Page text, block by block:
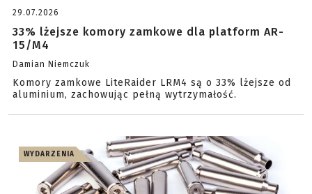
29.07.2026
33% lżejsze komory zamkowe dla platform AR-
15/M4
Damian Niemczuk
Komory zamkowe LiteRaider LRM4 są o 33% lżejsze od
aluminium, zachowując pełną wytrzymałość.
WYDARZENIA